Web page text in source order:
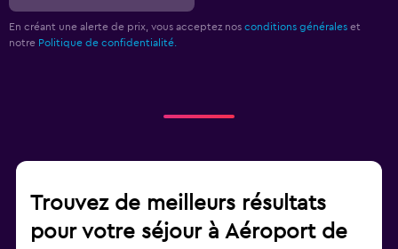
En créant une alerte de prix, vous acceptez nos conditions générales et
notre Politique de confidentialité.
Trouvez de meilleurs résultats
pour votre séjour à Aéroport de